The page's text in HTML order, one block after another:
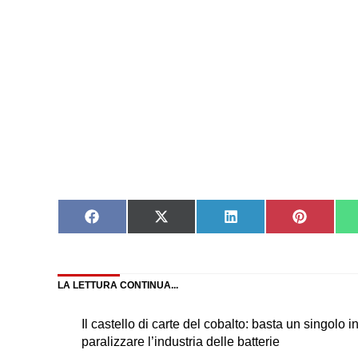
Share
on
Share
on
Share
on
Share
on
LA LETTURA CONTINUA...
Il castello di carte del cobalto: basta un singolo
paralizzare l’industria delle batterie